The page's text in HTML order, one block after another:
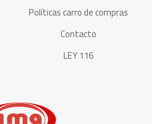
Políticas carro de compras
Contacto
LEY 116